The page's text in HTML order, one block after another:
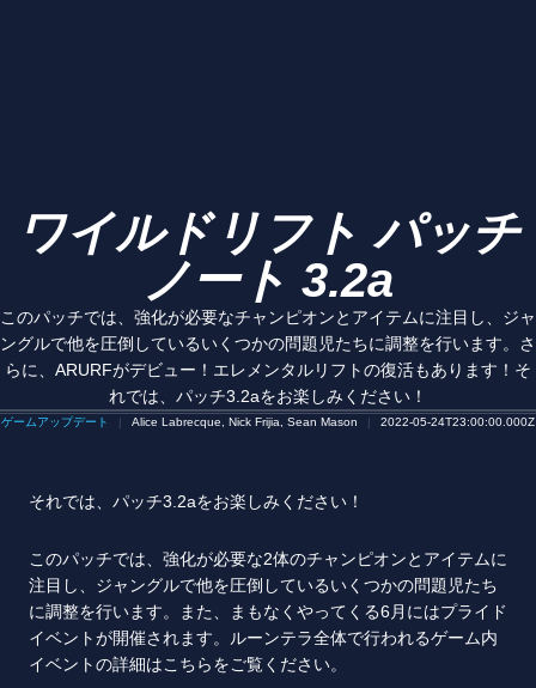
ワイルドリフト パッチ
ノート 3.2a
このパッチでは、強化が必要なチャンピオンとアイテムに注目し、ジャ
ングルで他を圧倒しているいくつかの問題児たちに調整を行います。さ
らに、ARURFがデビュー！エレメンタルリフトの復活もあります！そ
れでは、パッチ3.2aをお楽しみください！
ゲームアップデート Alice Labrecque, Nick Frijia, Sean Mason 2022-05-24T23:00:00.000Z
それでは、パッチ3.2aをお楽しみください！
このパッチでは、強化が必要な2体のチャンピオンとアイテムに
注目し、ジャングルで他を圧倒しているいくつかの問題児たち
に調整を行います。また、まもなくやってくる6月にはプライド
イベントが開催されます。ルーンテラ全体で行われるゲーム内
イベントの詳細はこちらをご覧ください。